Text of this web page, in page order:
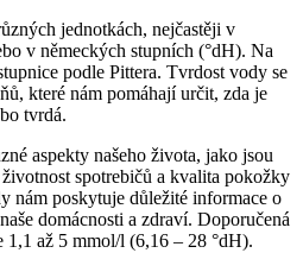
jednotkách, nejčastěji v
v německých stupních (°dH). Na
podle Pittera. Tvrdost vody se
které nám pomáhají určit, zda je
tvrdá.
aspekty našeho života, jako jsou
spotrebičů a kvalita pokožky
nám poskytuje důležité informace o
domácnosti a zdraví. Doporučená
až 5 mmol/l (6,16 – 28 °dH).